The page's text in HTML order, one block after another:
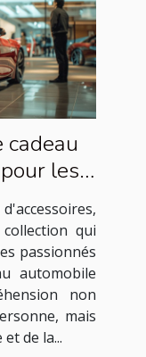
les
qui
passionnés
automobile
non
mais
de la...